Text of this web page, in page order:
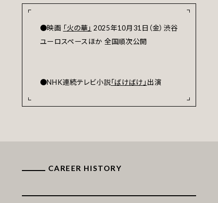
●映画 「火の華」 2025年10月31日（金）渋谷
ユーロスペースほか 全国順次公開
●NHK連続テレビ小説「ばけばけ」 出演
CAREER HISTORY